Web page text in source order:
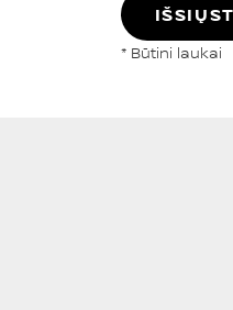
* Būtini laukai